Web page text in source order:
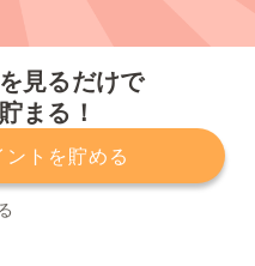
見るだけで
まる！
トを貯める
用規約
運営会社